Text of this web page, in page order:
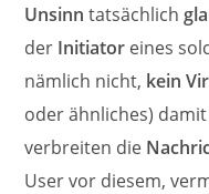
Unsinntatsächlich
der Initiator eines
nämlich nicht, kein
oder ähnliches)
verbreiten die
User vor diesem,